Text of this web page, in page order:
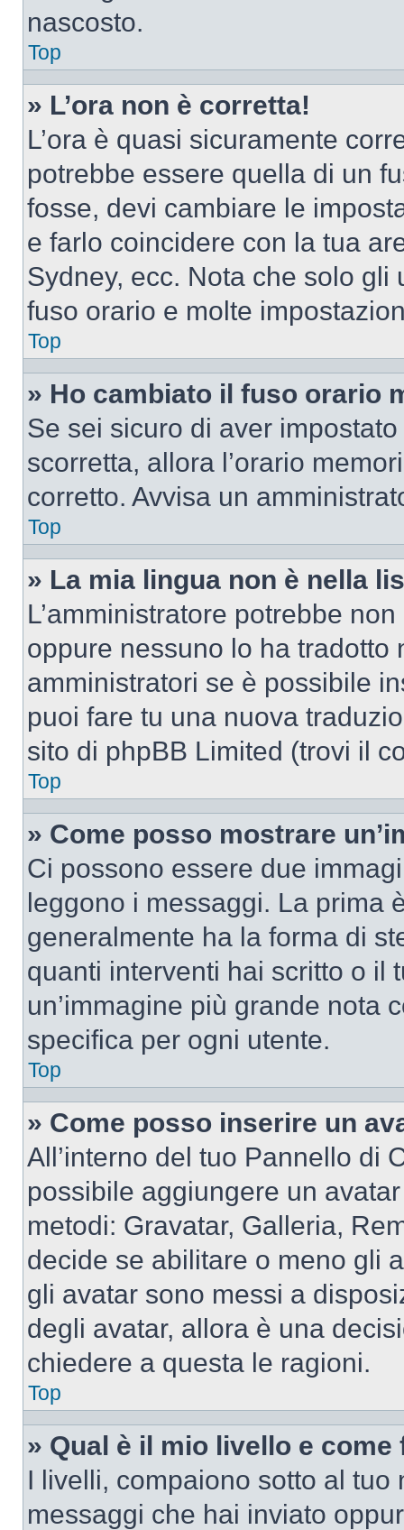
nascosto.
Top
» L’ora non è corretta!
L’ora è quasi sicuramente
potrebbe essere quella di un
fosse, devi cambiare le
e farlo coincidere con la tua
Sydney, ecc. Nota che solo
fuso orario e molte
Top
» Ho cambiato il fuso orario
Se sei sicuro di aver
scorretta, allora l’orario
corretto. Avvisa un
Top
» La mia lingua non è nella
L’amministratore potrebbe
oppure nessuno lo ha
amministratori se è possibile
puoi fare tu una nuova
sito di phpBB Limited (trovi il
Top
» Come posso mostrare
Ci possono essere due
leggono i messaggi. La prima
generalmente ha la forma di
quanti interventi hai scritto o il
un’immagine più grande nota
specifica per ogni utente.
Top
» Come posso inserire un
All’interno del tuo Pannello di
possibile aggiungere un
metodi: Gravatar, Galleria,
decide se abilitare o meno gli
gli avatar sono messi a
degli avatar, allora è una
chiedere a questa le ragioni.
Top
» Qual è il mio livello e
I livelli, compaiono sotto al
messaggi che hai inviato